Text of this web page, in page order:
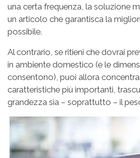
una certa frequenza, la soluzione
un articolo che garantisca la
possibile.
Al contrario, se ritieni che dovrai
in ambiente domestico (e le
consentono), puoi allora
caratteristiche più importanti,
grandezza sia – soprattutto – il